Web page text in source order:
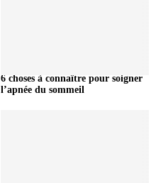
6 choses à connaître pour soigner
l’apnée du sommeil